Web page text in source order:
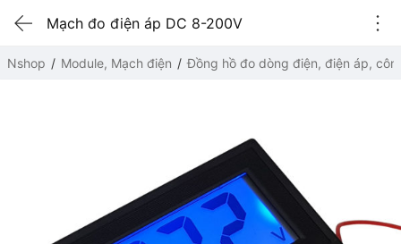
Mạch đo điện áp DC 8-200V
Nshop Module, Mạch điện Đồng hồ đo dòng điện, điện áp,